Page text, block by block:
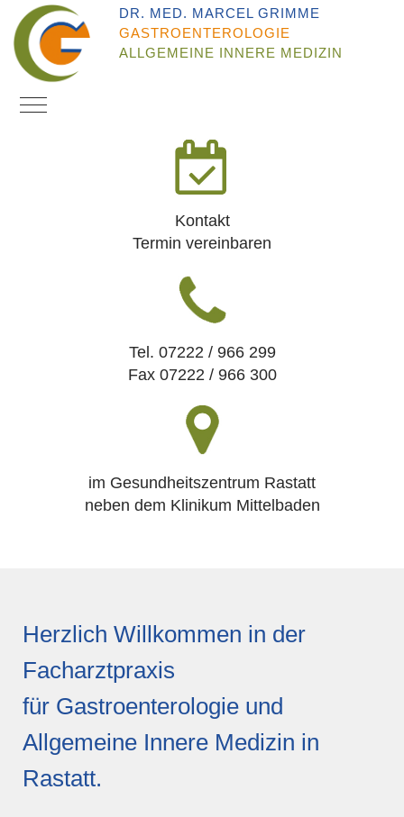
DR. MED. MARCEL GRIMME
GASTROENTEROLOGIE
ALLGEMEINE INNERE MEDIZIN
Mobile Menu Toggle
Kontakt
Termin vereinbaren
Tel. 07222 / 966 299
Fax 07222 / 966 300
im Gesundheitszentrum Rastatt
neben dem Klinikum Mittelbaden
Herzlich Willkommen in der
Facharztpraxis
für Gastroenterologie und
Allgemeine Innere Medizin in
Rastatt.